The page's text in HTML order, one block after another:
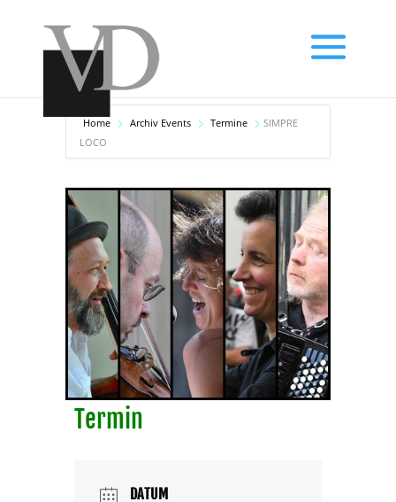
Home Archiv Events Termine
SIMPRE
LOCO
Termin
DATUM